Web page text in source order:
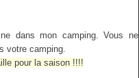
dans mon camping. Vous ne
votre camping.
pour la saison !!!!